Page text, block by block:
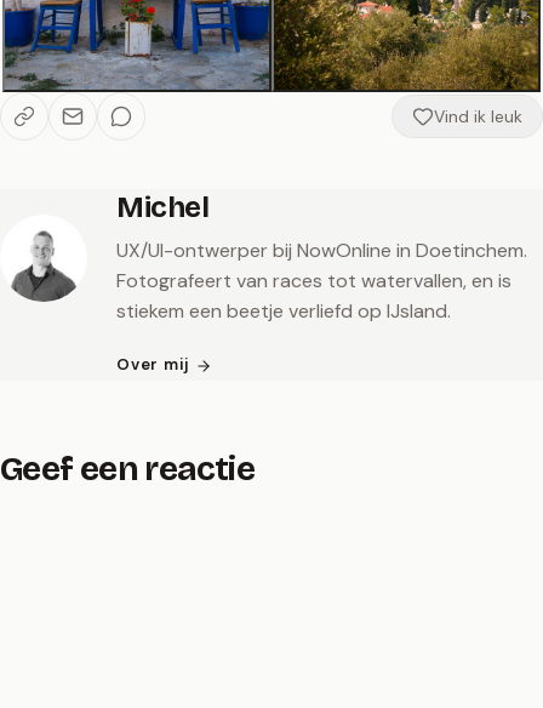
Vind ik leuk
Michel
UX/UI-ontwerper bij NowOnline in Doetinchem.
Fotografeert van races tot watervallen, en is
stiekem een beetje verliefd op IJsland.
Over mij
Geef een reactie